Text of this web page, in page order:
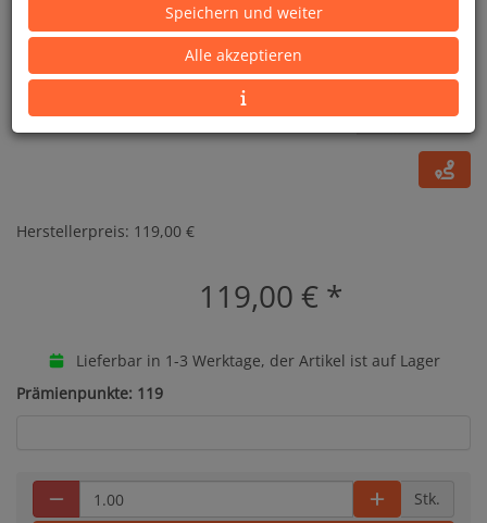
Artikelnr.: wat-31012300
Herstellerpreis: 119,00 €
119,00 € *
Lieferbar in 1-3 Werktage, der Artikel ist auf Lager
Prämienpunkte: 119
Stk.
Speichern und weiter
Alle akzeptieren